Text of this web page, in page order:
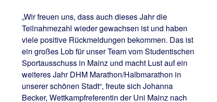
„Wir freuen uns, dass auch dieses Jahr die
Teilnahmezahl wieder gewachsen ist und haben
viele positive Rückmeldungen bekommen. Das ist
ein großes Lob für unser Team vom Studentischen
Sportausschuss in Mainz und macht Lust auf ein
weiteres Jahr DHM Marathon/Halbmarathon in
unserer schönen Stadt“, freute sich Johanna
Becker, Wettkampfreferentin der Uni Mainz nach